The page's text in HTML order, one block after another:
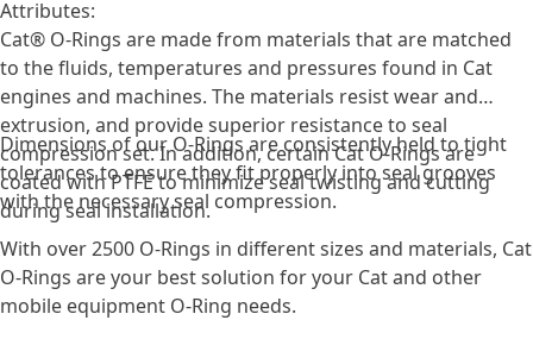
Attributes:
Cat® O-Rings are made from materials that are matched
to the fluids, temperatures and pressures found in Cat
engines and machines. The materials resist wear and
extrusion, and provide superior resistance to seal
compression set. In addition, certain Cat O-Rings are
coated with PTFE to minimize seal twisting and cutting
during seal installation.
Dimensions of our O-Rings are consistently held to tight
tolerances to ensure they fit properly into seal grooves
with the necessary seal compression.
With over 2500 O-Rings in different sizes and materials, Cat
O-Rings are your best solution for your Cat and other
mobile equipment O-Ring needs.